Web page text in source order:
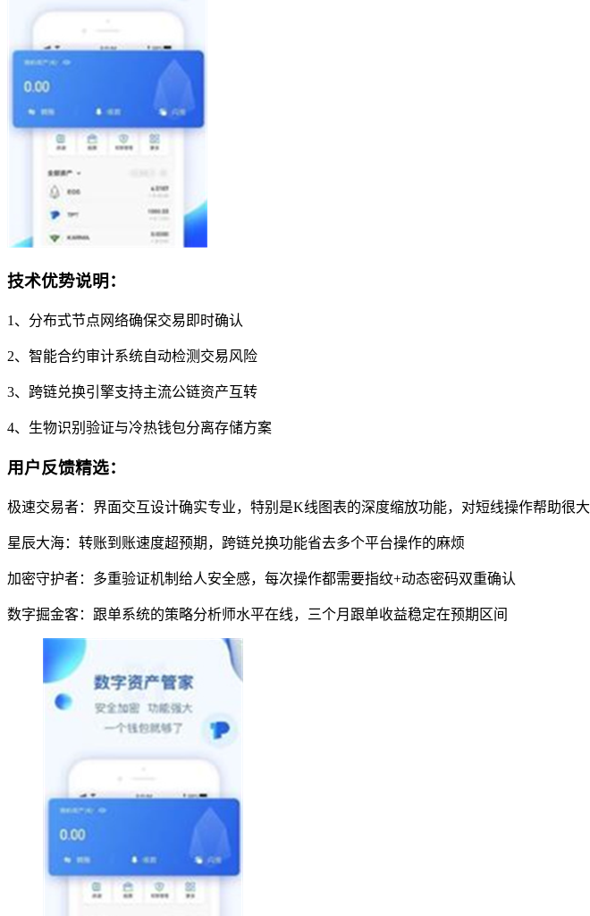
技术优势说明：
1、分布式节点网络确保交易即时确认
2、智能合约审计系统自动检测交易风险
3、跨链兑换引擎支持主流公链资产互转
4、生物识别验证与冷热钱包分离存储方案
用户反馈精选：
极速交易者：界面交互设计确实专业，特别是K线图表的深度缩放功能，对短线操作帮助很大
星辰大海：转账到账速度超预期，跨链兑换功能省去多个平台操作的麻烦
加密守护者：多重验证机制给人安全感，每次操作都需要指纹+动态密码双重确认
数字掘金客：跟单系统的策略分析师水平在线，三个月跟单收益稳定在预期区间